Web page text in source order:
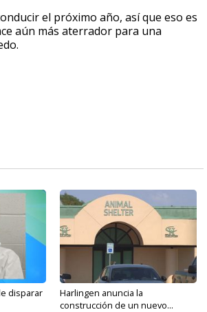
el próximo año, así que eso es
aún más aterrador para una
disparar
Harlingen anuncia la
construcción de un nuevo...